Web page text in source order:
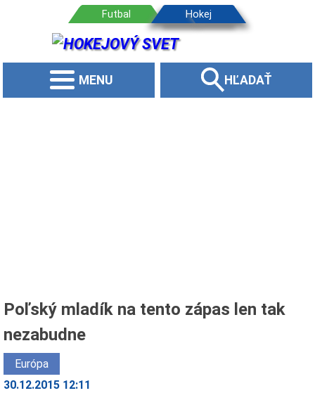
MENU HĽADAŤ
Poľský mladík na tento zápas len tak
nezabudne
Európa
30.12.2015 12:11